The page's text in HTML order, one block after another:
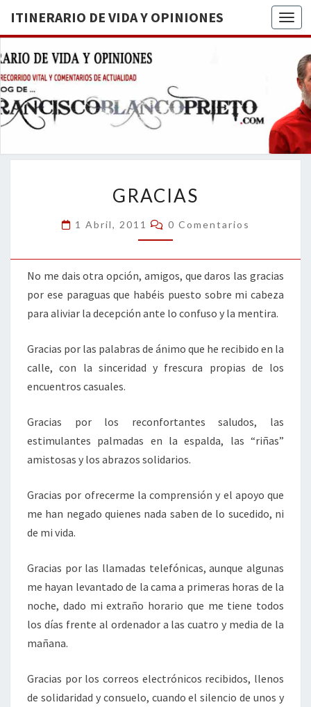
ITINERARIO DE VIDA Y OPINIONES
DE
BREVE
RECORRIDO
VITAL Y
ACTUALIDAD
GRACIAS
1 Abril, 2011 Comentarios
0 Comentarios
No me dais otra opción, amigos, que daros las gracias
por ese paraguas que habéis puesto sobre mi cabeza
para aliviar la decepción ante lo confuso y la mentira.
Gracias por las palabras de ánimo que he recibido en la
calle, con la sinceridad y frescura propias de los
encuentros casuales.
Gracias por los reconfortantes saludos, las
estimulantes palmadas en la espalda, las “riñas”
amistosas y los abrazos solidarios.
Gracias por ofrecerme la comprensión y el apoyo que
me han negado quienes nada saben de lo sucedido, ni
de mi vida.
Gracias por las llamadas telefónicas, aunque algunas
me hayan levantado de la cama a primeras horas de la
noche, dado mi extraño horario que me tiene todos
los días frente al ordenador a las cuatro y media de la
mañana.
Gracias por los correos electrónicos recibidos, llenos
de solidaridad y consuelo, cuando el silencio de unos y